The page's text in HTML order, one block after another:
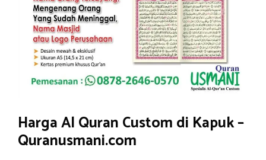
Harga Al Quran Custom di Kapuk –
Quranusmani.com